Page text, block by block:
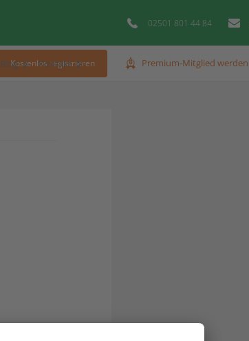
02501 801 44 84
Blog Kontakt
Kostenlos registrieren Premium-Mitglied werden